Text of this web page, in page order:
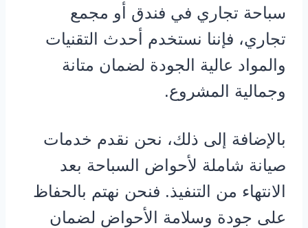
سباحة تجاري في فندق أو مجمع
تجاري، فإننا نستخدم أحدث التقنيات
والمواد عالية الجودة لضمان متانة
وجمالية المشروع.
بالإضافة إلى ذلك، نحن نقدم خدمات
صيانة شاملة لأحواض السباحة بعد
الانتهاء من التنفيذ. فنحن نهتم بالحفاظ
على جودة وسلامة الأحواض لضمان